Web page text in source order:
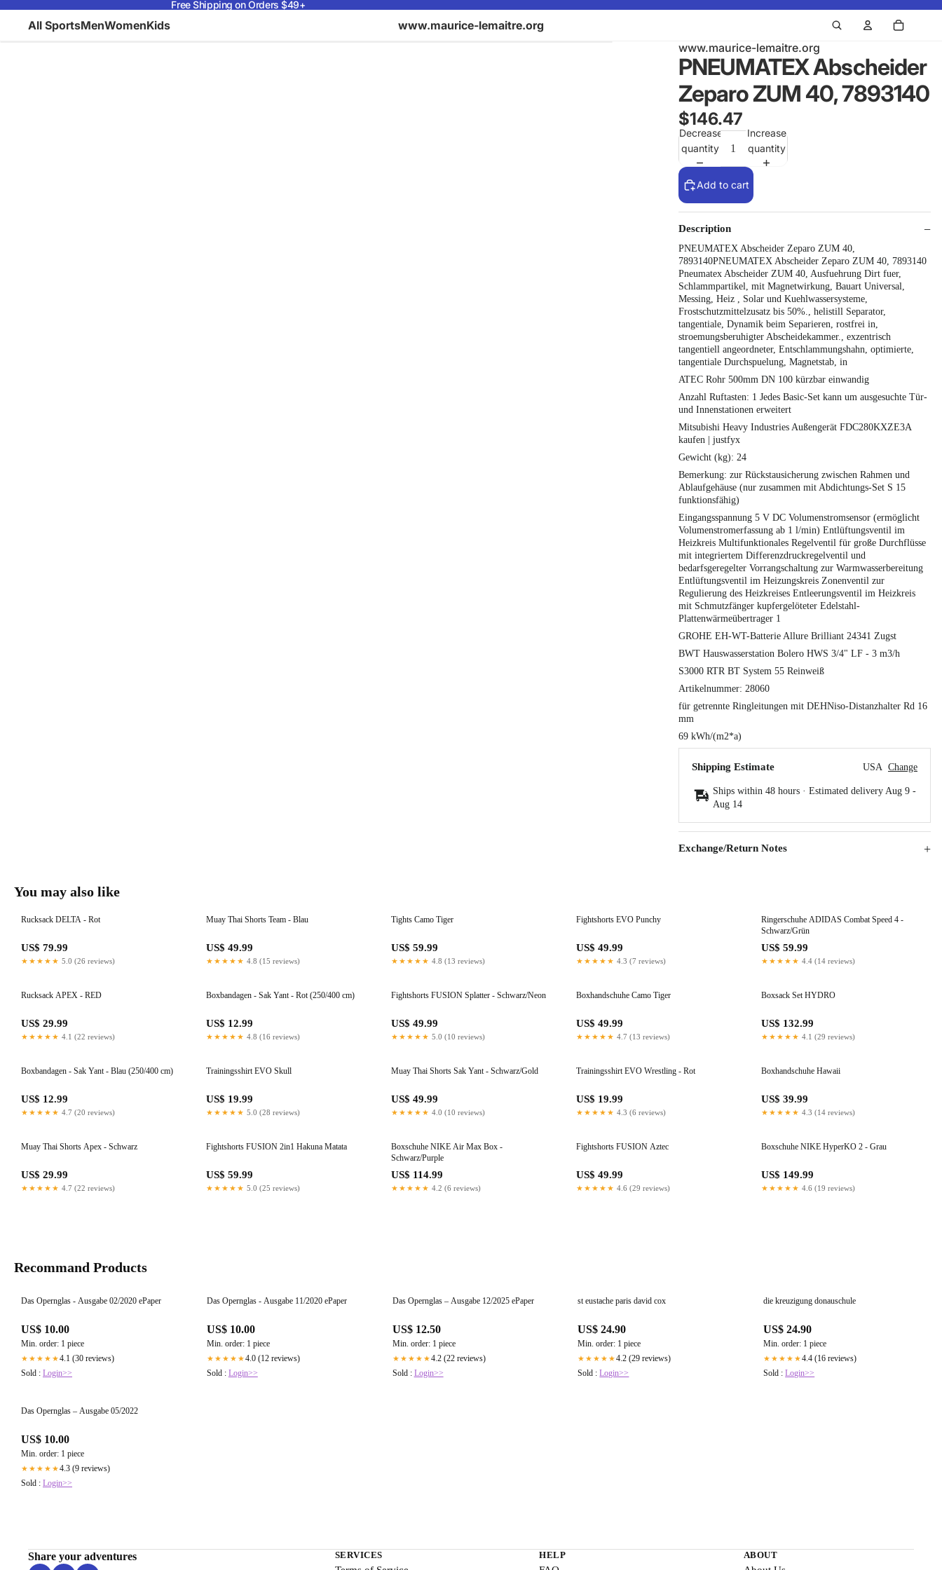
Free Shipping on Orders $49+
All SportsMenWomenKids
www.maurice-lemaitre.org
www.maurice-lemaitre.org
PNEUMATEX Abscheider
Zeparo ZUM 40, 7893140
$146.47
Decrease
quantity
Increase
quantity
Add to cart
Description
PNEUMATEX Abscheider Zeparo ZUM 40,
7893140PNEUMATEX Abscheider Zeparo ZUM 40, 7893140
Pneumatex Abscheider ZUM 40, Ausfuehrung Dirt fuer,
Schlammpartikel, mit Magnetwirkung, Bauart Universal,
Messing, Heiz , Solar und Kuehlwassersysteme,
Frostschutzmittelzusatz bis 50%., helistill Separator,
tangentiale, Dynamik beim Separieren, rostfrei in,
stroemungsberuhigter Abscheidekammer., exzentrisch
tangentiell angeordneter, Entschlammungshahn, optimierte,
tangentiale Durchspuelung, Magnetstab, in
ATEC Rohr 500mm DN 100 kürzbar einwandig
Anzahl Ruftasten: 1 Jedes Basic-Set kann um ausgesuchte Tür-
und Innenstationen erweitert
Mitsubishi Heavy Industries Außengerät FDC280KXZE3A
kaufen | justfyx
Gewicht (kg): 24
Bemerkung: zur Rückstausicherung zwischen Rahmen und
Ablaufgehäuse (nur zusammen mit Abdichtungs-Set S 15
funktionsfähig)
Eingangsspannung 5 V DC Volumenstromsensor (ermöglicht
Volumenstromerfassung ab 1 l/min) Entlüftungsventil im
Heizkreis Multifunktionales Regelventil für große Durchflüsse
mit integriertem Differenzdruckregelventil und
bedarfsgeregelter Vorrangschaltung zur Warmwasserbereitung
Entlüftungsventil im Heizungskreis Zonenventil zur
Regulierung des Heizkreises Entleerungsventil im Heizkreis
mit Schmutzfänger kupfergelöteter Edelstahl-
Plattenwärmeübertrager 1
GROHE EH-WT-Batterie Allure Brilliant 24341 Zugst
BWT Hauswasserstation Bolero HWS 3/4" LF - 3 m3/h
S3000 RTR BT System 55 Reinweiß
Artikelnummer: 28060
für getrennte Ringleitungen mit DEHNiso-Distanzhalter Rd 16
mm
69 kWh/(m2*a)
Shipping Estimate USA Change
Ships within 48 hours · Estimated delivery Aug 9 -
Aug 14
Exchange/Return Notes
You may also like
Rucksack DELTA - Rot
US$ 79.99
★★★★★ 5.0 (26 reviews)
Muay Thai Shorts Team - Blau
US$ 49.99
★★★★★ 4.8 (15 reviews)
Tights Camo Tiger
US$ 59.99
★★★★★ 4.8 (13 reviews)
Fightshorts EVO Punchy
US$ 49.99
★★★★★ 4.3 (7 reviews)
Ringerschuhe ADIDAS Combat Speed 4 -
Schwarz/Grün
US$ 59.99
★★★★★ 4.4 (14 reviews)
Rucksack APEX - RED
US$ 29.99
★★★★★ 4.1 (22 reviews)
Boxbandagen - Sak Yant - Rot (250/400 cm)
US$ 12.99
★★★★★ 4.8 (16 reviews)
Fightshorts FUSION Splatter - Schwarz/Neon
US$ 49.99
★★★★★ 5.0 (10 reviews)
Boxhandschuhe Camo Tiger
US$ 49.99
★★★★★ 4.7 (13 reviews)
Boxsack Set HYDRO
US$ 132.99
★★★★★ 4.1 (29 reviews)
Boxbandagen - Sak Yant - Blau (250/400 cm)
US$ 12.99
★★★★★ 4.7 (20 reviews)
Trainingsshirt EVO Skull
US$ 19.99
★★★★★ 5.0 (28 reviews)
Muay Thai Shorts Sak Yant - Schwarz/Gold
US$ 49.99
★★★★★ 4.0 (10 reviews)
Trainingsshirt EVO Wrestling - Rot
US$ 19.99
★★★★★ 4.3 (6 reviews)
Boxhandschuhe Hawaii
US$ 39.99
★★★★★ 4.3 (14 reviews)
Muay Thai Shorts Apex - Schwarz
US$ 29.99
★★★★★ 4.7 (22 reviews)
Fightshorts FUSION 2in1 Hakuna Matata
US$ 59.99
★★★★★ 5.0 (25 reviews)
Boxschuhe NIKE Air Max Box -
Schwarz/Purple
US$ 114.99
★★★★★ 4.2 (6 reviews)
Fightshorts FUSION Aztec
US$ 49.99
★★★★★ 4.6 (29 reviews)
Boxschuhe NIKE HyperKO 2 - Grau
US$ 149.99
★★★★★ 4.6 (19 reviews)
Recommand Products
Das Opernglas - Ausgabe 02/2020 ePaper
US$ 10.00
Min. order: 1 piece
★★★★★4.1 (30 reviews)
Sold : Login>>
Das Opernglas - Ausgabe 11/2020 ePaper
US$ 10.00
Min. order: 1 piece
★★★★★4.0 (12 reviews)
Sold : Login>>
Das Opernglas – Ausgabe 12/2025 ePaper
US$ 12.50
Min. order: 1 piece
★★★★★4.2 (22 reviews)
Sold : Login>>
st eustache paris david cox
US$ 24.90
Min. order: 1 piece
★★★★★4.2 (29 reviews)
Sold :Login>>
die kreuzigung donauschule
US$ 24.90
Min. order: 1 piece
★★★★★4.4 (16 reviews)
Sold :Login>>
Das Opernglas – Ausgabe 05/2022
US$ 10.00
Min. order: 1 piece
★★★★★4.3 (9 reviews)
Sold : Login>>
Share your adventures SERVICES HELP ABOUT